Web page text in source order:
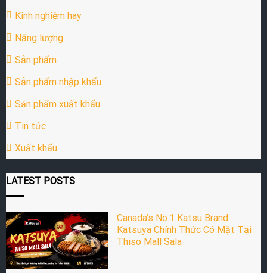
Kinh nghiệm hay
Năng lượng
Sản phẩm
Sản phẩm nhập khẩu
Sản phẩm xuất khẩu
Tin tức
Xuất khẩu
LATEST POSTS
Canada’s No.1 Katsu Brand
Katsuya Chính Thức Có Mặt Tại
Thiso Mall Sala